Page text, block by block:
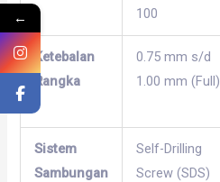
100
Ketebalan
Rangka
0.75 mm s/d
1.00 mm (Full)
Sistem
Sambungan
Self-Drilling
Screw (SDS)
←